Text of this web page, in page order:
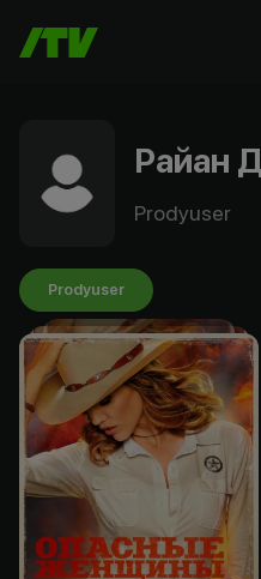
Райан
Prodyuser
Prodyuser